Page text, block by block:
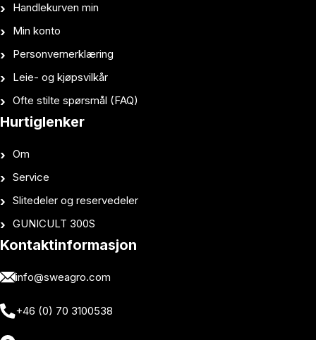
Handlekurven min
Min konto
Personvernerklæring
Leie- og kjøpsvilkår
Ofte stilte spørsmål (FAQ)
Hurtiglenker
Om
Service
Slitedeler og reservedeler
GUNICULT 300S
Kontaktinformasjon
info@sweagro.com
+46 (0) 70 3100538